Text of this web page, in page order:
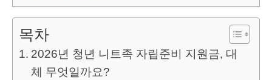
목차
2026년 청년 니트족 자립준비 지원금, 대
체 무엇일까요?